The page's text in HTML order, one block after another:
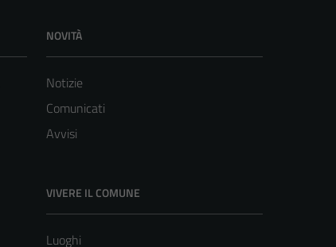
NOVITÀ
Notizie
Comunicati
Avvisi
VIVERE IL COMUNE
Luoghi